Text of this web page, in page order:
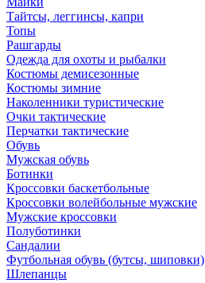
Тайтсы, леггинсы, капри
Топы
Рашгарды
Одежда для охоты и рыбалки
Костюмы демисезонные
Костюмы зимние
Наколенники туристические
Очки тактические
Перчатки тактические
Обувь
Мужская обувь
Ботинки
Кроссовки баскетбольные
Кроссовки волейбольные мужские
Мужские кроссовки
Полуботинки
Сандалии
Футбольная обувь (бутсы, шиповки)
Шлепанцы